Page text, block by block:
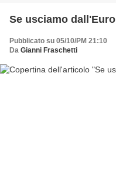
Se usciamo dall'Euro
Pubblicato su 05/10/PM 21:10
Da Gianni Fraschetti